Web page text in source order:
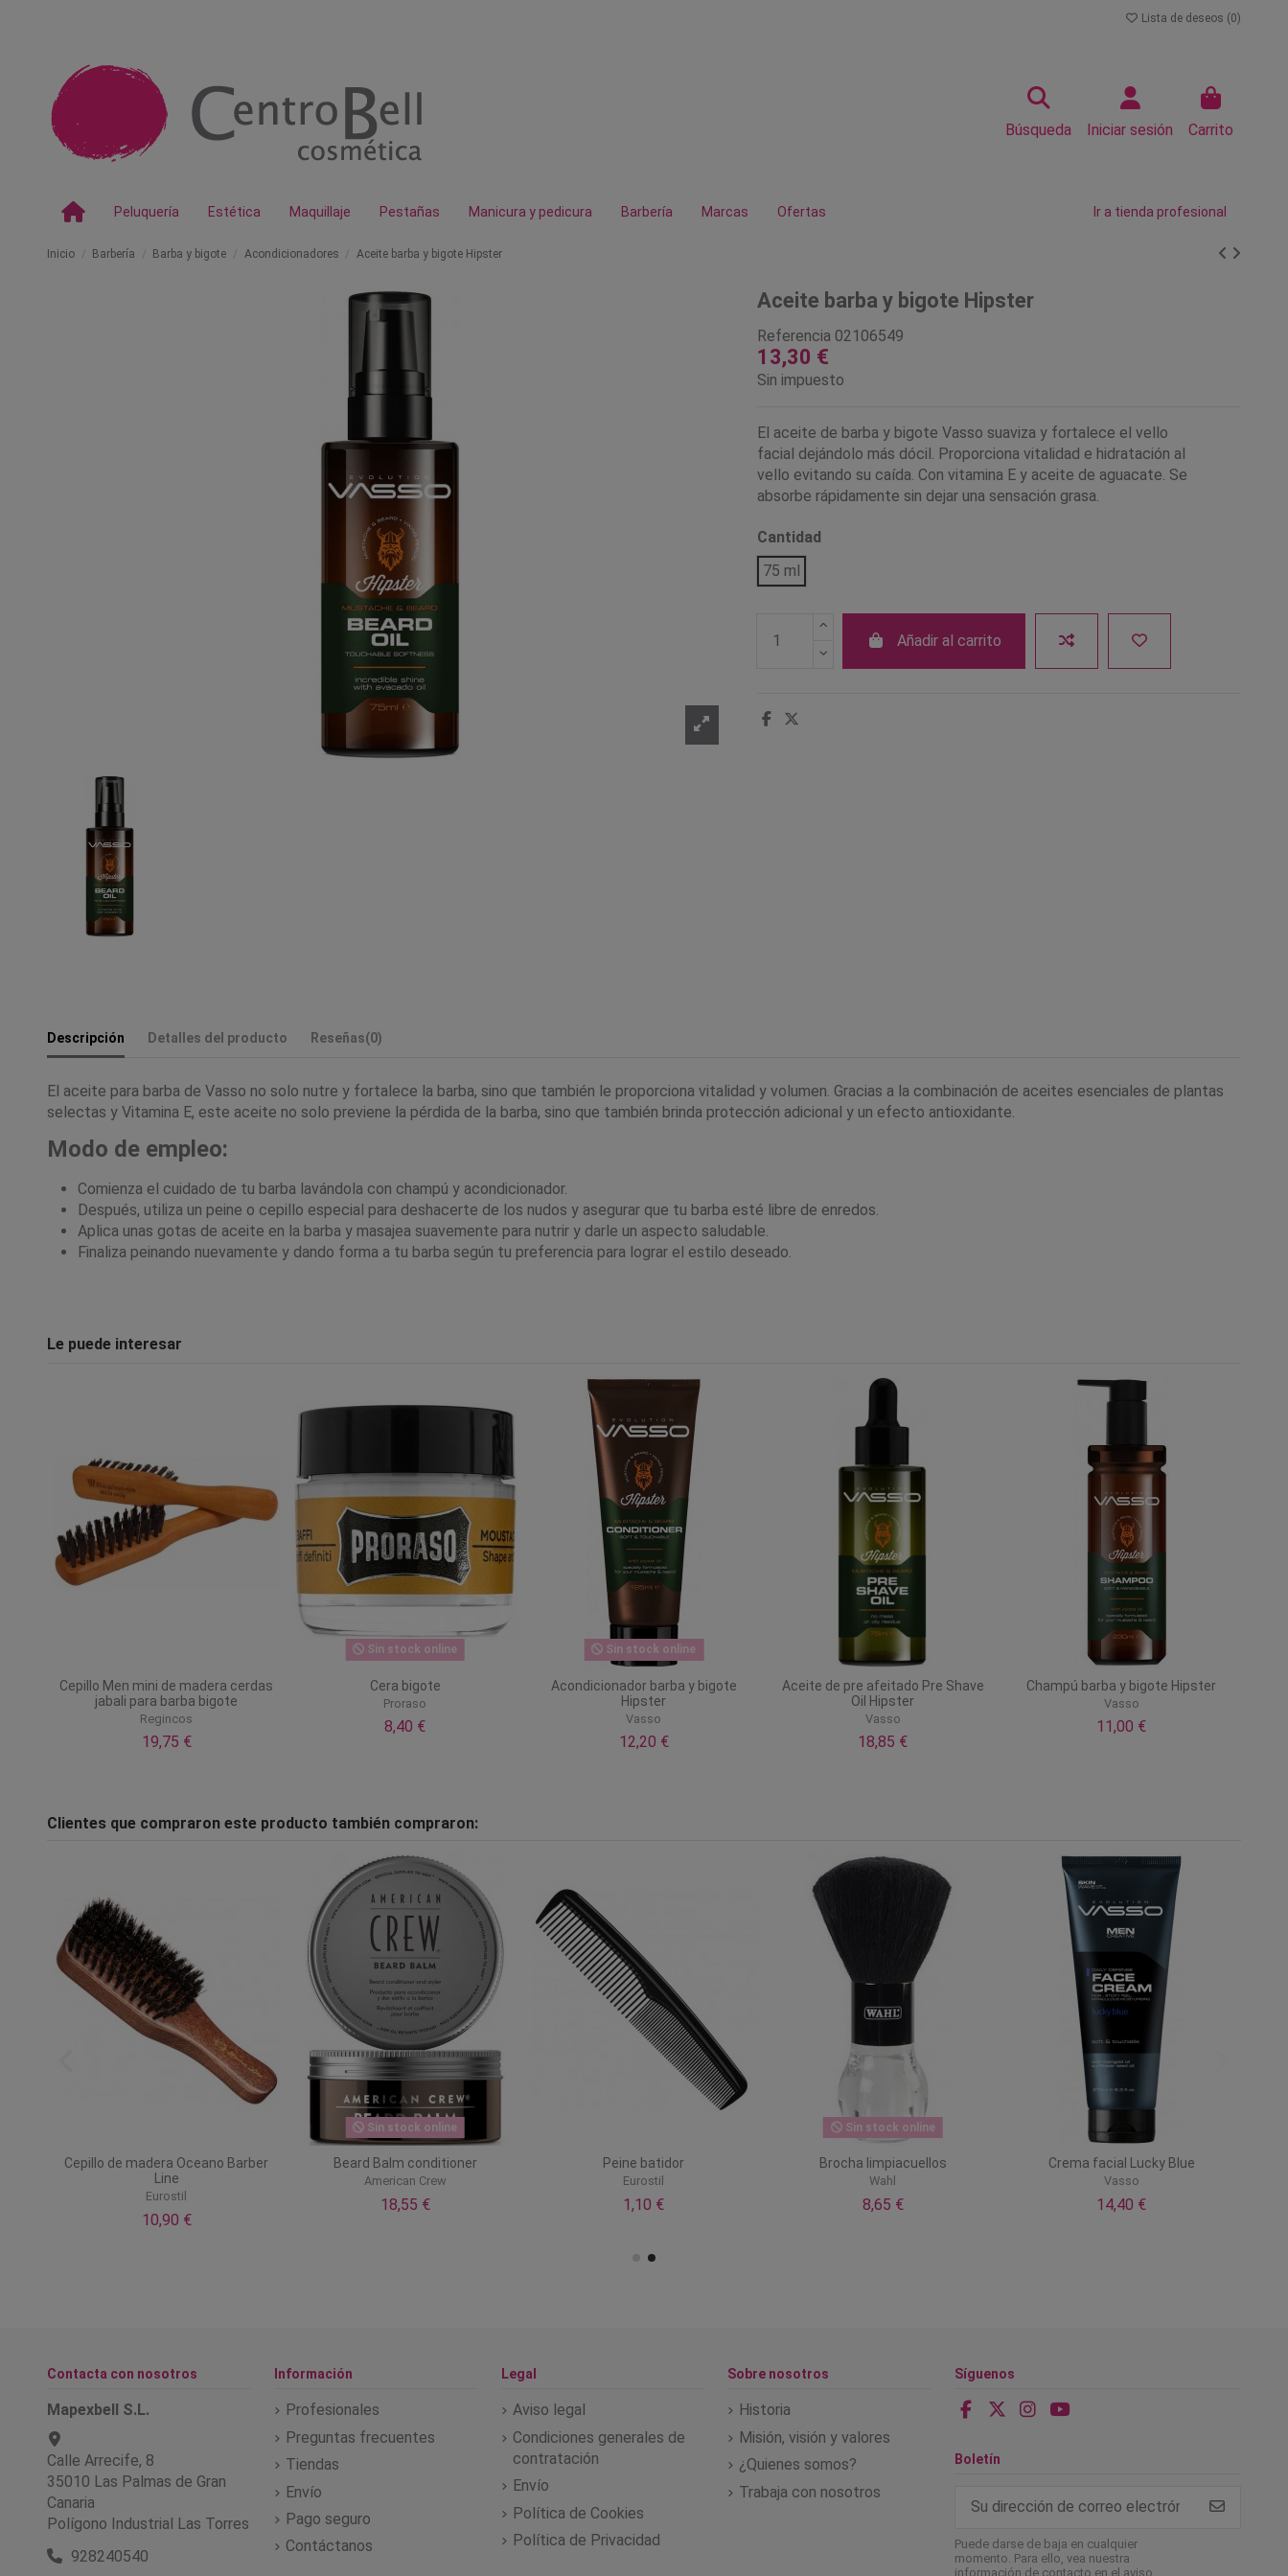
Lista de deseos (0)
Búsqueda Iniciar sesión Carrito
Peluquería Estética Maquillaje Pestañas Manicura y pedicura Barbería Marcas Ofertas Ir a tienda profesional
Inicio Barbería Barba y bigote Acondicionadores Aceite barba y bigote Hipster
Aceite barba y bigote Hipster
Referencia 02106549
13,30 €
Sin impuesto
El aceite de barba y bigote Vasso suaviza y fortalece el vello
facial dejándolo más dócil. Proporciona vitalidad e hidratación al
vello evitando su caída. Con vitamina E y aceite de aguacate. Se
absorbe rápidamente sin dejar una sensación grasa.
Cantidad
75 ml
Añadir al carrito
Descripción Detalles del producto Reseñas(0)
El aceite para barba de Vasso no solo nutre y fortalece la barba, sino que también le proporciona vitalidad y volumen. Gracias a la combinación de aceites esenciales de plantas
selectas y Vitamina E, este aceite no solo previene la pérdida de la barba, sino que también brinda protección adicional y un efecto antioxidante.
Modo de empleo:
Comienza el cuidado de tu barba lavándola con champú y acondicionador.
Después, utiliza un peine o cepillo especial para deshacerte de los nudos y asegurar que tu barba esté libre de enredos.
Aplica unas gotas de aceite en la barba y masajea suavemente para nutrir y darle un aspecto saludable.
Finaliza peinando nuevamente y dando forma a tu barba según tu preferencia para lograr el estilo deseado.
Le puede interesar
Cepillo Men mini de madera cerdas
jabali para barba bigote
Regincos
19,75 €
Sin stock online
Cera bigote
Proraso
8,40 €
Sin stock online
Acondicionador barba y bigote
Hipster
Vasso
12,20 €
Aceite de pre afeitado Pre Shave
Oil Hipster
Vasso
18,85 €
Champú barba y bigote Hipster
Vasso
11,00 €
Clientes que compraron este producto también compraron:
Cepillo de madera Oceano Barber
Line
Eurostil
10,90 €
Sin stock online
Beard Balm conditioner
American Crew
18,55 €
Peine batidor
Eurostil
1,10 €
Sin stock online
Brocha limpiacuellos
Wahl
8,65 €
Crema facial Lucky Blue
Vasso
14,40 €
Contacta con nosotros
Mapexbell S.L.
Calle Arrecife, 8
35010 Las Palmas de Gran
Canaria
Polígono Industrial Las Torres
928240540
Información
Profesionales
Preguntas frecuentes
Tiendas
Envío
Pago seguro
Contáctanos
Legal
Aviso legal
Condiciones generales de
contratación
Envío
Política de Cookies
Política de Privacidad
Sobre nosotros
Historia
Misión, visión y valores
¿Quienes somos?
Trabaja con nosotros
Síguenos
Boletín
Puede darse de baja en cualquier
momento. Para ello, vea nuestra
información de contacto en el aviso